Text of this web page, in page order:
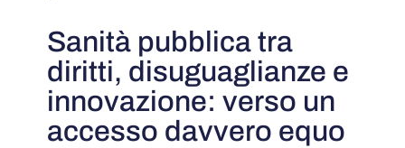
Sanità pubblica tra
diritti, disuguaglianze e
innovazione: verso un
accesso davvero equo